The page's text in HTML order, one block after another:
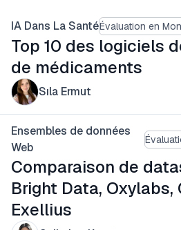
IA Dans La SantéÉvaluation en
Top 10 des logiciels
de médicaments
Sıla Ermut
Ensembles de données
Web
Comparaison de
Bright Data, Oxylabs,
Exellius